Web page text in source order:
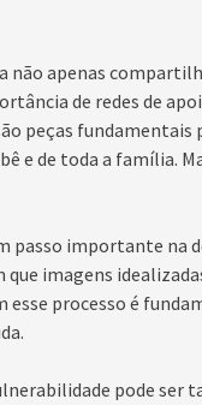
não apenas
de redes de
peças
e de toda a família.
passo importante na
imagens
esse processo é
pode ser